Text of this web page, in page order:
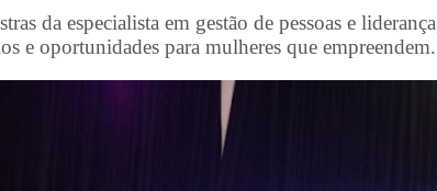
da especialista em gestão de pessoas e
e oportunidades para mulheres que empreendem.